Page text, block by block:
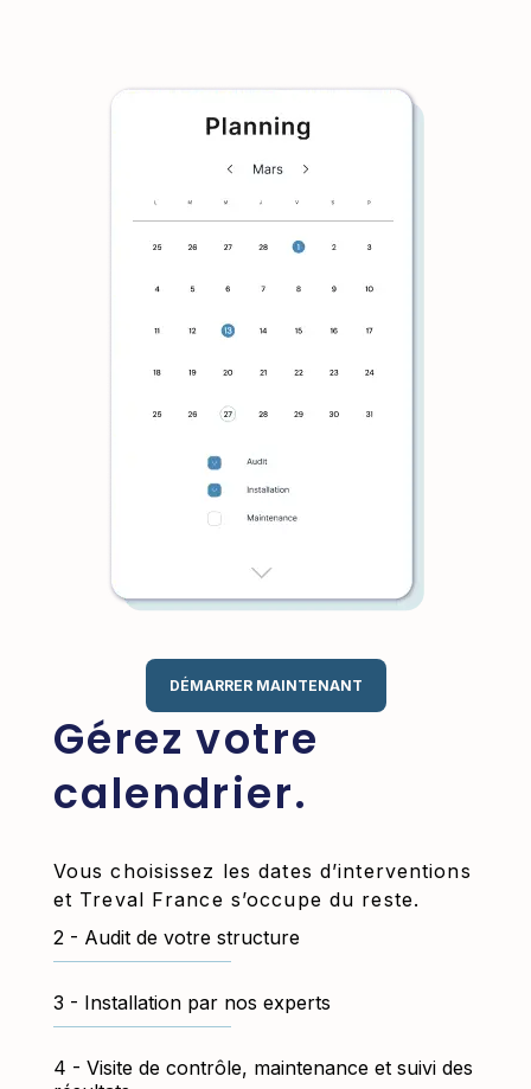
DÉMARRER MAINTENANT
Gérez votre
calendrier.
Vous choisissez les dates d’interventions
et Treval France s’occupe du reste.
Audit de votre structure
Installation par nos experts
Visite de contrôle, maintenance et suivi des